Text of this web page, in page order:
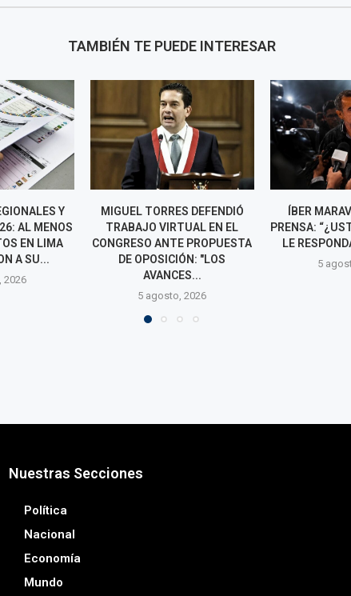
TAMBIÉN TE PUEDE INTERESAR
DEFENDIÓ
EN EL
PROPUESTA
"LOS
ÍBER MARAVÍ GRITA A LA
PRENSA: “¿USTED QUIERE QUE
LE RESPONDA LO QUE LE...
5 agosto, 2026
LUIS
ALCALDÍA DE
Nuestras Secciones
Política
Nacional
Economía
Mundo